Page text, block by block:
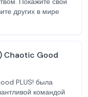
других в мире
Chaotic Good
PLUS! была
командой